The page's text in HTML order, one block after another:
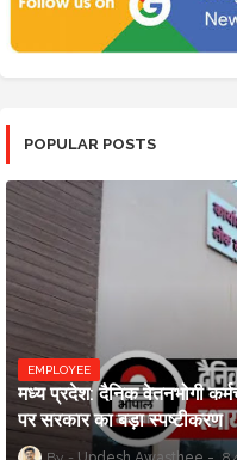
POPULAR POSTS
EMPLOYEE
मध्य प्रदेश: दैनिक वेतनभोगी
पर सरकार का बड़ा स्पष्टीकरण